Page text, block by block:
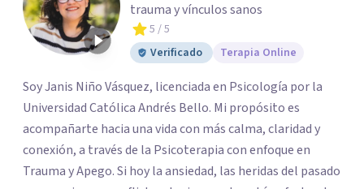
trauma y vínculos sanos
5 / 5
Verificado
Terapia Online
Soy Janis Niño Vásquez, licenciada en Psicología por la
Universidad Católica Andrés Bello. Mi propósito es
acompañarte hacia una vida con más calma, claridad y
conexión, a través de la Psicoterapia con enfoque en
Trauma y Apego. Si hoy la ansiedad, las heridas del pasado